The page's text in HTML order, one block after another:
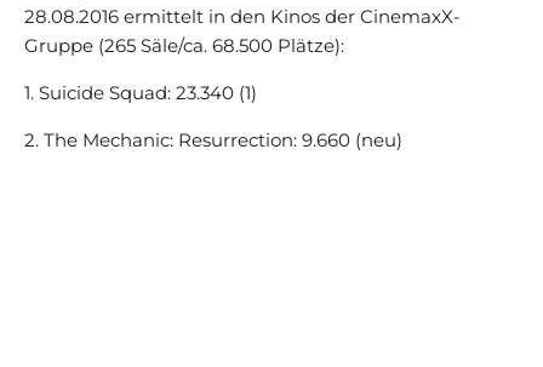
28.08.2016 ermittelt in den Kinos der CinemaxX-
Gruppe (265 Säle/ca. 68.500 Plätze):
1. Suicide Squad: 23.340 (1)
2. The Mechanic: Resurrection: 9.660 (neu)